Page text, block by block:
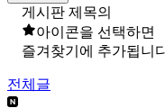
게시판 제목의
아이콘을 선택하면
즐겨찾기에 추가됩니
전체글